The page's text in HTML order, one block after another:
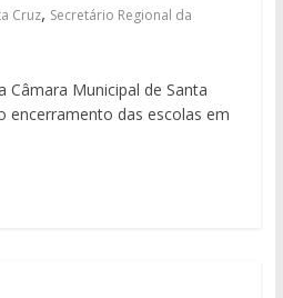
Cruz, Secretário Regional da
Câmara Municipal de Santa
encerramento das escolas em